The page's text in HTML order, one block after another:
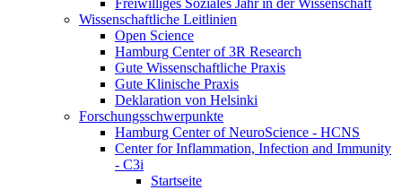
Freiwilliges Soziales Jahr in der Wissenschaft
Wissenschaftliche Leitlinien
Open Science
Hamburg Center of 3R Research
Gute Wissenschaftliche Praxis
Gute Klinische Praxis
Deklaration von Helsinki
Forschungsschwerpunkte
Hamburg Center of NeuroScience - HCNS
Center for Inflammation, Infection and Immunity
- C3i
Startseite